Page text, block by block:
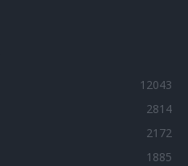
12043
2814
2172
1885